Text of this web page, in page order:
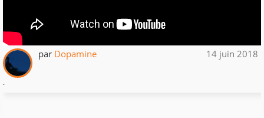
par Dopamine 14 juin 2018
.